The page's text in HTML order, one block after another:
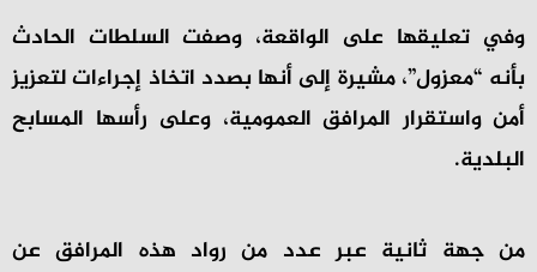
وفي تعليقها على الواقعة، وصفت السلطات الحادث
بأنه “معزول”، مشيرة إلى أنها بصدد اتخاذ إجراءات لتعزيز
أمن واستقرار المرافق العمومية، وعلى رأسها المسابح
البلدية.
من جهة ثانية عبر عدد من رواد هذه المرافق عن